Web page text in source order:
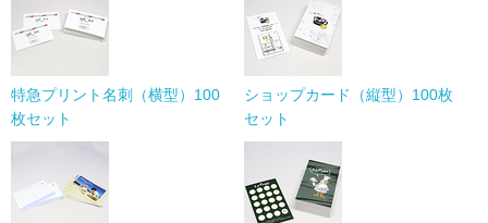
特急プリント名刺（横型）100
枚セット
ショップカード（縦型）100枚
セット